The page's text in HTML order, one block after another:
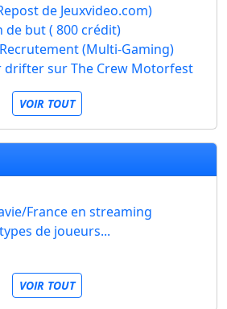
de Jeuxvideo.com)
de but ( 800 crédit)
(Multi-Gaming)
drifter sur The Crew Motorfest
VOIR TOUT
France en streaming
de joueurs...
VOIR TOUT